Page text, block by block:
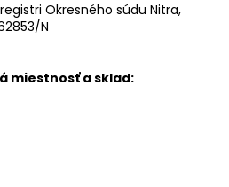
Okresného súdu Nitra,
N
miestnosť a sklad: